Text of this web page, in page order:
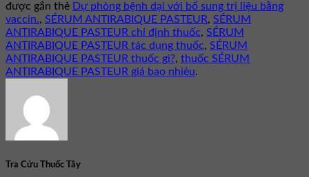
được gắn thẻ Dự phòng bệnh dại với bổ sung trị liệu bằng
vaccin., SÉRUM ANTIRABIQUE PASTEUR, SÉRUM
ANTIRABIQUE PASTEUR chỉ định thuốc, SÉRUM
ANTIRABIQUE PASTEUR tác dụng thuốc, SÉRUM
ANTIRABIQUE PASTEUR thuốc gì?, thuốc SÉRUM
ANTIRABIQUE PASTEUR giá bao nhiêu.
Tra Cứu Thuốc Tây